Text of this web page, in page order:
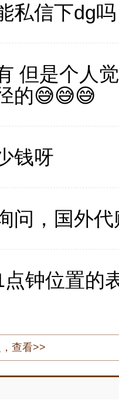
私信下dg
但是个人
的😅😅😅
钱呀
问，国外
钟位置的
查看>>